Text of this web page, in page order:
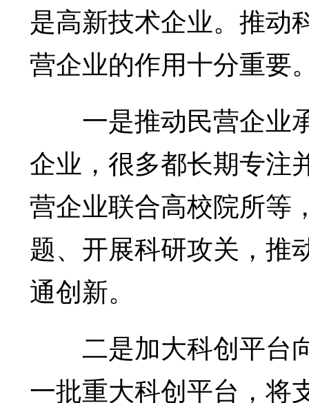
是高新技术企业。推动
营企业的作用十分重要
一是推动民营企业
企业，很多都长期专注
营企业联合高校院所等
题、开展科研攻关，推
通创新。
二是加大科创平台
一批重大科创平台，将